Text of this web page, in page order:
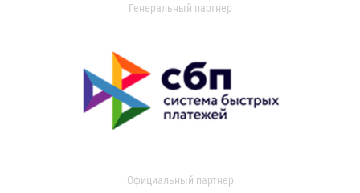
Генеральный партнер
Официальный партнер